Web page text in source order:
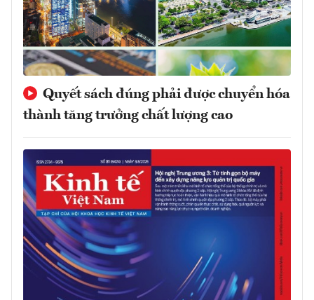
Quyết sách đúng phải được chuyển hóa
thành tăng trưởng chất lượng cao